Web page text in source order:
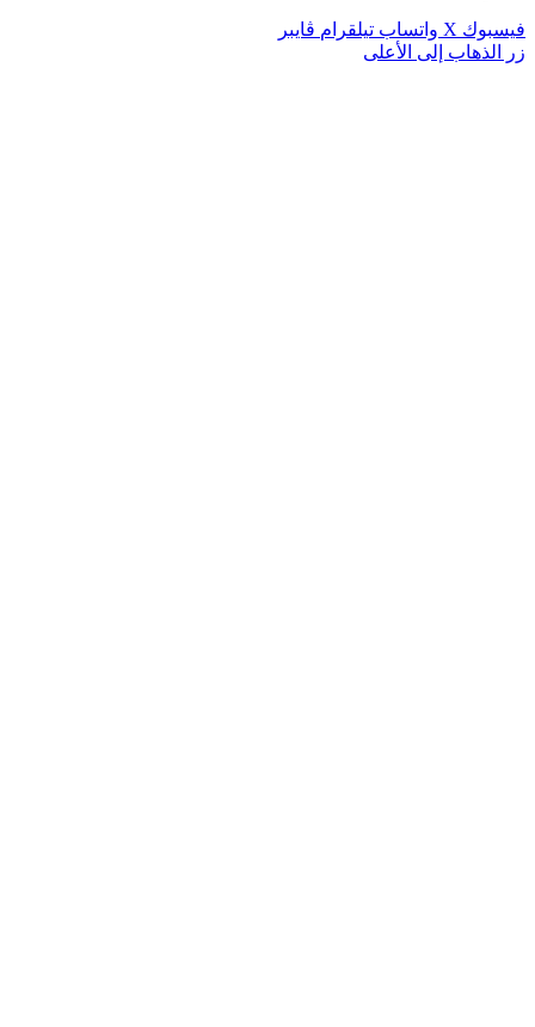
فيسبوك ‫X واتساب تيلقرام ڤايبر
زر الذهاب إلى الأعلى